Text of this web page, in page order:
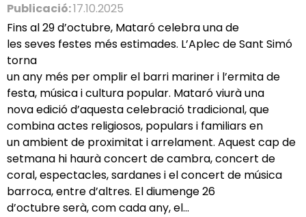
Publicació:17.10.2025
Fins al 29 d’octubre, Mataró celebra una de
les seves festes més estimades. L’Aplec de Sant Simó
torna
un any més per omplir el barri mariner i l’ermita de
festa, música i cultura popular. Mataró viurà una
nova edició d’aquesta celebració tradicional, que
combina actes religiosos, populars i familiars en
un ambient de proximitat i arrelament. Aquest cap de
setmana hi haurà concert de cambra, concert de
coral, espectacles, sardanes i el concert de música
barroca, entre d’altres. El diumenge 26
d’octubre serà, com cada any, el...